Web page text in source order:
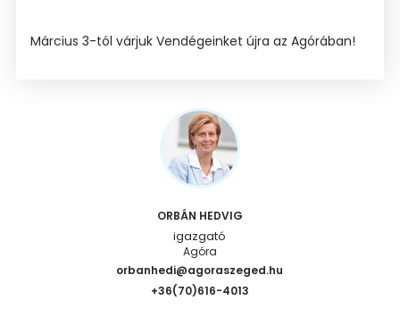
Március 3-tól várjuk Vendégeinket újra az Agórában!
ORBÁN HEDVIG
igazgató
Agóra
orbanhedi@agoraszeged.hu
+36(70)616-4013